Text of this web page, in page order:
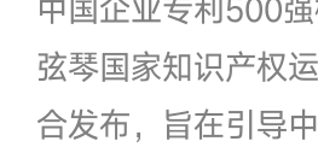
弦琴国家知识产权
合发布，旨在引导